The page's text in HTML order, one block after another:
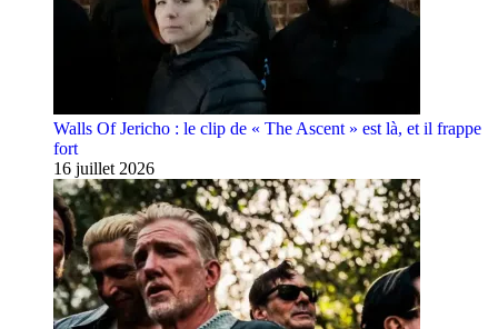
Walls Of Jericho : le clip de « The Ascent » est là, et il frappe
fort
16 juillet 2026